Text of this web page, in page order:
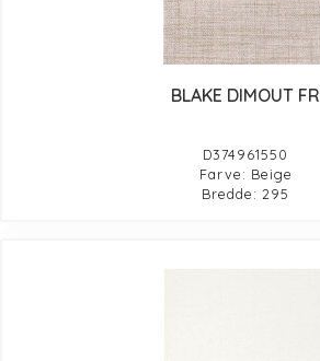
BLAKE DIMOUT FR
D374961550
Farve: Beige
Bredde: 295